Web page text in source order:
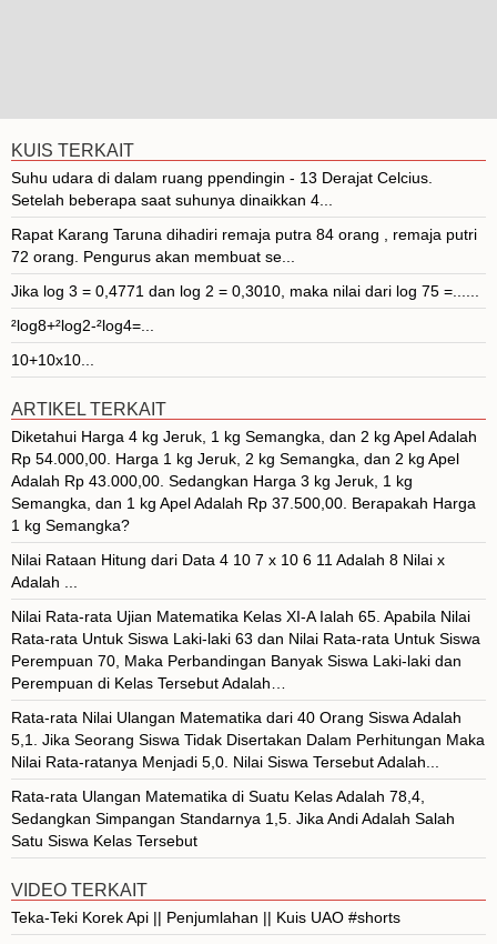
KUIS TERKAIT
Suhu udara di dalam ruang ppendingin - 13 Derajat Celcius.
Setelah beberapa saat suhunya dinaikkan 4...
Rapat Karang Taruna dihadiri remaja putra 84 orang , remaja putri
72 orang. Pengurus akan membuat se...
Jika log 3 = 0,4771 dan log 2 = 0,3010, maka nilai dari log 75 =......
²log8+²log2-²log4=...
10+10x10...
ARTIKEL TERKAIT
Diketahui Harga 4 kg Jeruk, 1 kg Semangka, dan 2 kg Apel Adalah
Rp 54.000,00. Harga 1 kg Jeruk, 2 kg Semangka, dan 2 kg Apel
Adalah Rp 43.000,00. Sedangkan Harga 3 kg Jeruk, 1 kg
Semangka, dan 1 kg Apel Adalah Rp 37.500,00. Berapakah Harga
1 kg Semangka?
Nilai Rataan Hitung dari Data 4 10 7 x 10 6 11 Adalah 8 Nilai x
Adalah ...
Nilai Rata-rata Ujian Matematika Kelas XI-A Ialah 65. Apabila Nilai
Rata-rata Untuk Siswa Laki-laki 63 dan Nilai Rata-rata Untuk Siswa
Perempuan 70, Maka Perbandingan Banyak Siswa Laki-laki dan
Perempuan di Kelas Tersebut Adalah…
Rata-rata Nilai Ulangan Matematika dari 40 Orang Siswa Adalah
5,1. Jika Seorang Siswa Tidak Disertakan Dalam Perhitungan Maka
Nilai Rata-ratanya Menjadi 5,0. Nilai Siswa Tersebut Adalah...
Rata-rata Ulangan Matematika di Suatu Kelas Adalah 78,4,
Sedangkan Simpangan Standarnya 1,5. Jika Andi Adalah Salah
Satu Siswa Kelas Tersebut
VIDEO TERKAIT
Teka-Teki Korek Api || Penjumlahan || Kuis UAO #shorts